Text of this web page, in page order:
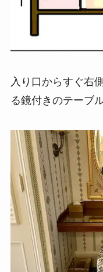
入り口からすぐ右
る鏡付きのテーブ